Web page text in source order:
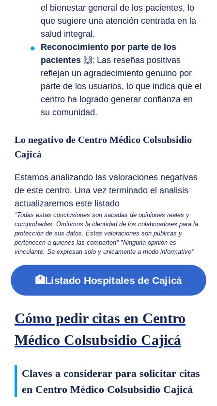
el bienestar general de los pacientes, lo
que sugiere una atención centrada en la
salud integral.
Reconocimiento por parte de los
pacientes 🙌: Las reseñas positivas
reflejan un agradecimiento genuino por
parte de los usuarios, lo que indica que el
centro ha logrado generar confianza en
su comunidad.
Lo negativo de Centro Médico Colsubsidio
Cajicá
Estamos analizando las valoraciones negativas
de este centro. Una vez terminado el analisis
actualizaremos este listado
*Todas estas conclusiones son sacadas de opiniones reales y
comprobadas. Omitimos la identidad de los colaboradores para la
protección de sus datos. Estas valoraciones son públicas y
pertenecen a quienes las comparten* *Ninguna opinión es
vinculante. Se expresan solo y unicamente a modo informativo*
🏥Listado Hospitales de Cajicá
Cómo pedir citas en Centro
Médico Colsubsidio Cajicá
Claves a considerar para solicitar citas
en Centro Médico Colsubsidio Cajicá